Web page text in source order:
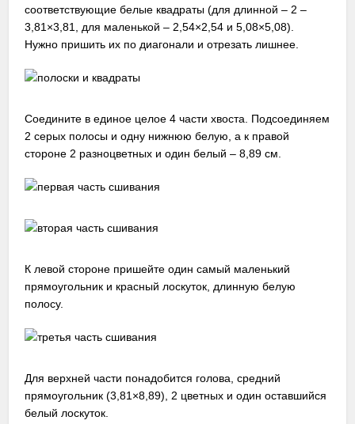
соответствующие белые квадраты (для длинной – 2 –
3,81×3,81, для маленькой – 2,54×2,54 и 5,08×5,08).
Нужно пришить их по диагонали и отрезать лишнее.
Соедините в единое целое 4 части хвоста. Подсоединяем
2 серых полосы и одну нижнюю белую, а к правой
стороне 2 разноцветных и один белый – 8,89 см.
К левой стороне пришейте один самый маленький
прямоугольник и красный лоскуток, длинную белую
полосу.
Для верхней части понадобится голова, средний
прямоугольник (3,81×8,89), 2 цветных и один оставшийся
белый лоскуток.